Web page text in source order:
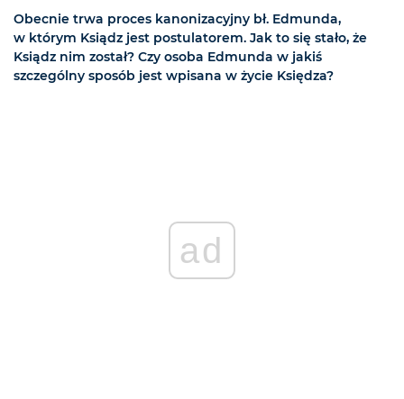
Obecnie trwa proces kanonizacyjny bł. Edmunda,
w którym Ksiądz jest postulatorem. Jak to się stało, że
Ksiądz nim został? Czy osoba Edmunda w jakiś
szczególny sposób jest wpisana w życie Księdza?
ad